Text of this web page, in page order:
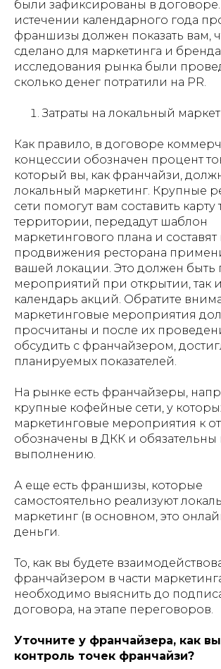
были зафиксированы в
истечении календарного года
франшизы должен показать вам,
сделано для маркетинга и
исследования рынка были
сколько денег потратили на PR.
Затраты на локальный
Как правило, в договоре
концессии обозначен процент
который вы, как франчайзи,
локальный маркетинг. Крупные
сети помогут вам составить карту
территории, передадут шаблон
маркетингового плана и составят
продвижения ресторана
вашей локации. Это должен быть
мероприятий при открытии, так
календарь акций. Обратите
маркетинговые мероприятия
просчитаны и после их
обсудить с франчайзером,
планируемых показателей.
На рынке есть франчайзеры,
крупные кофейные сети, у
маркетинговые мероприятия к
обозначены в ДКК и обязательны
выполнению.
А еще есть франшизы, которые
самостоятельно реализуют
маркетинг (в основном, это
деньги.
То, как вы будете
франчайзером в части
необходимо выяснить до
договора, на этапе переговоров.
Уточните у франчайзера, как
контроль точек франчайзи?